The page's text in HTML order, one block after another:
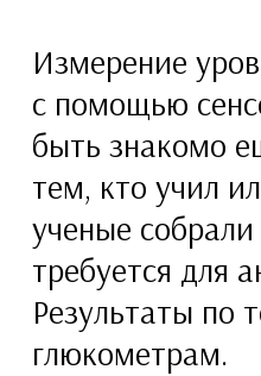
Измерение
с помощью
быть знакомо
тем, кто учил
ученые
требуется для
Результаты по
глюкометрам.